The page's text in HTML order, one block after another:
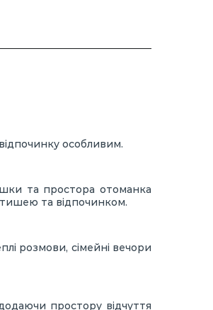
особливим.
та простора отоманка
та відпочинком.
розмови, сімейні вечори
простору відчуття